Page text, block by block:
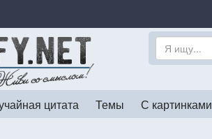
цитата Темы С картинками